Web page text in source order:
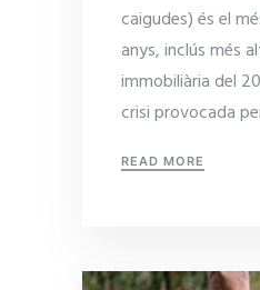
caigudes) és el
anys, inclús més
immobiliària del
crisi provocada
READ MORE